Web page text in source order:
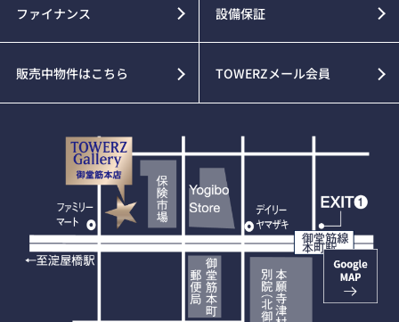
ファイナンス 設備保証
販売中物件はこちら TOWERZメール会員